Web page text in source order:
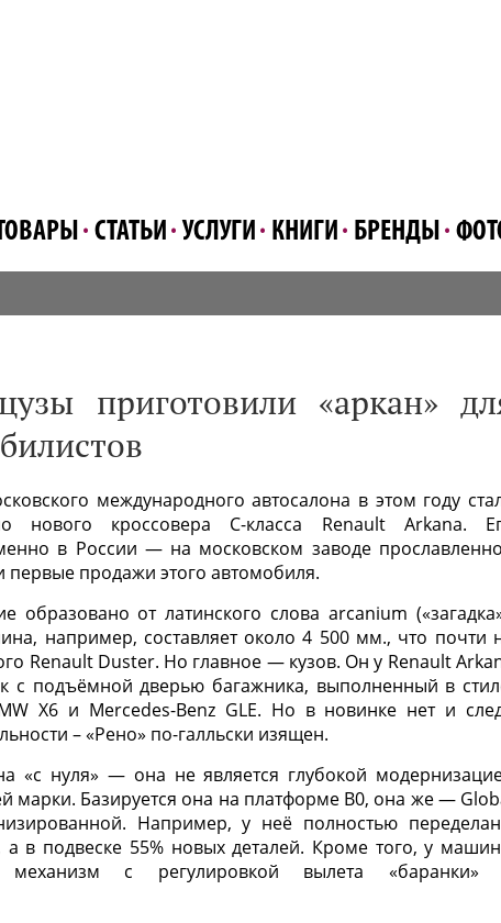
СТАТЬИ УСЛУГИ КНИГИ БРЕНДЫ
приготовили «аркан»
международного автосалона в этом году
нового кроссовера С-класса Renault Arkana.
в России — на московском заводе
продажи этого автомобиля.
образовано от латинского слова arcanium
например, составляет около 4 500 мм., что почти
Renault Duster. Но главное — кузов. Он у Renault
с подъёмной дверью багажника, выполненный в
X6 и Mercedes-Benz GLE. Но в новинке нет и
– «Рено» по-галльски изящен.
«с нуля» — она не является глубокой
марки. Базируется она на платформе B0, она же —
Например, у неё полностью
в подвеске 55% новых деталей. Кроме того, у
с регулировкой вылета «баранки»